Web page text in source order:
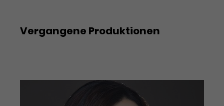
Vergangene Produktionen